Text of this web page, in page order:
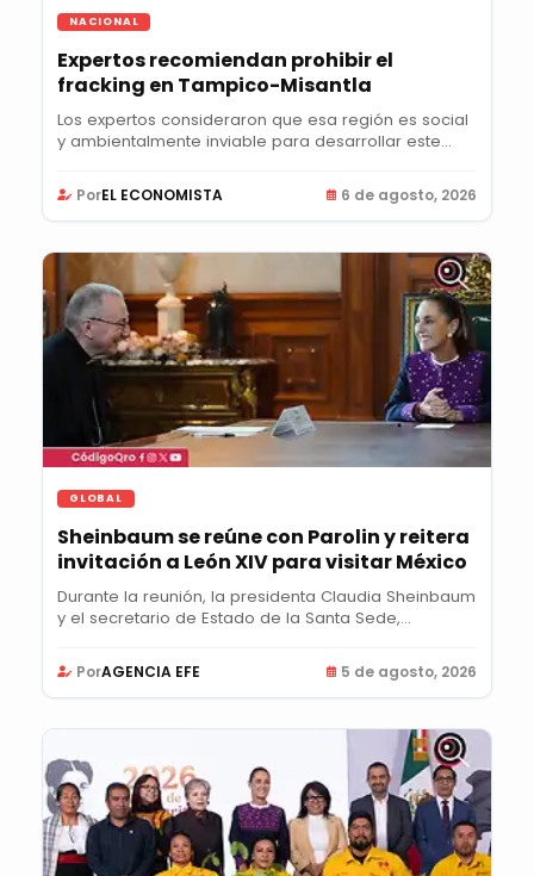
NACIONAL
Expertos recomiendan prohibir el
fracking en Tampico-Misantla
Los expertos consideraron que esa región es social
y ambientalmente inviable para desarrollar este...
PorEL ECONOMISTA 6 de agosto, 2026
GLOBAL
Sheinbaum se reúne con Parolin y reitera
invitación a León XIV para visitar México
Durante la reunión, la presidenta Claudia Sheinbaum
y el secretario de Estado de la Santa Sede,...
PorAGENCIA EFE 5 de agosto, 2026